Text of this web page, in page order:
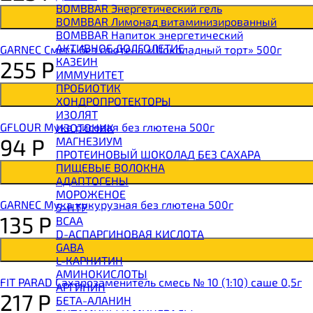
BOMBBAR Энергетический гель
BOMBBAR Лимонад витаминизированный
BOMBBAR Напиток энергетический
АКТИВНОЕ ДОЛГОЛЕТИЕ
КАЗЕИН
ИММУНИТЕТ
ПРОБИОТИК
ХОНДРОПРОТЕКТОРЫ
ИЗОЛЯТ
ИЗОТОНИК
МАГНЕЗИУМ
ПРОТЕИНОВЫЙ ШОКОЛАД БЕЗ САХАРА
ПИЩЕВЫЕ ВОЛОКНА
АДАПТОГЕНЫ
МОРОЖЕНОЕ
5-HTP
BCAA
D-АСПАРГИНОВАЯ КИСЛОТА
GABA
L-КАРНИТИН
АМИНОКИСЛОТЫ
АРГИНИН
БЕТА-АЛАНИН
GARNEC Смесь без глютена «Шоколадный торт» 500г
255 Р
GFLOUR Мука рисовая без глютена 500г
94 Р
GARNEC Мука кукурузная без глютена 500г
135 Р
FIT PARAD Сахарозаменитель смесь № 10 (1:10) саше 0,5г
217 Р